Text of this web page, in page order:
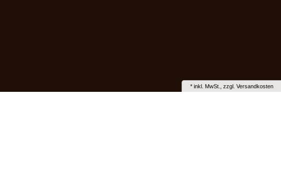
* inkl. MwSt., zzgl. Versandkosten